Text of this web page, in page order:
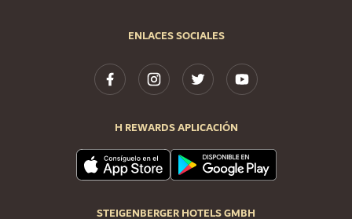
ENLACES SOCIALES
H REWARDS APLICACIÓN
STEIGENBERGER HOTELS GMBH